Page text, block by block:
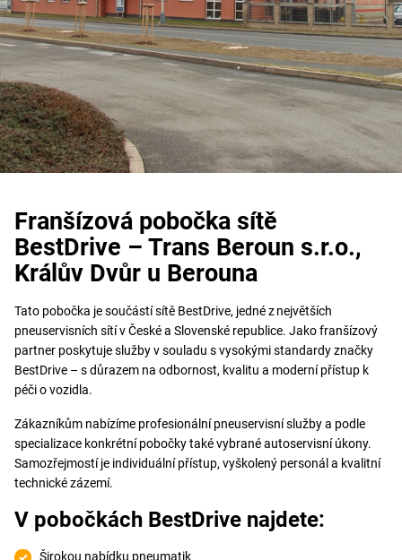
Franšízová pobočka sítě
BestDrive – Trans Beroun s.r.o.,
Králův Dvůr u Berouna
Tato pobočka je součástí sítě BestDrive, jedné z největších
pneuservisních sítí v České a Slovenské republice. Jako franšízový
partner poskytuje služby v souladu s vysokými standardy značky
BestDrive – s důrazem na odbornost, kvalitu a moderní přístup k
péči o vozidla.
Zákazníkům nabízíme profesionální pneuservisní služby a podle
specializace konkrétní pobočky také vybrané autoservisní úkony.
Samozřejmostí je individuální přístup, vyškolený personál a kvalitní
technické zázemí.
V pobočkách BestDrive najdete:
Širokou nabídku pneumatik